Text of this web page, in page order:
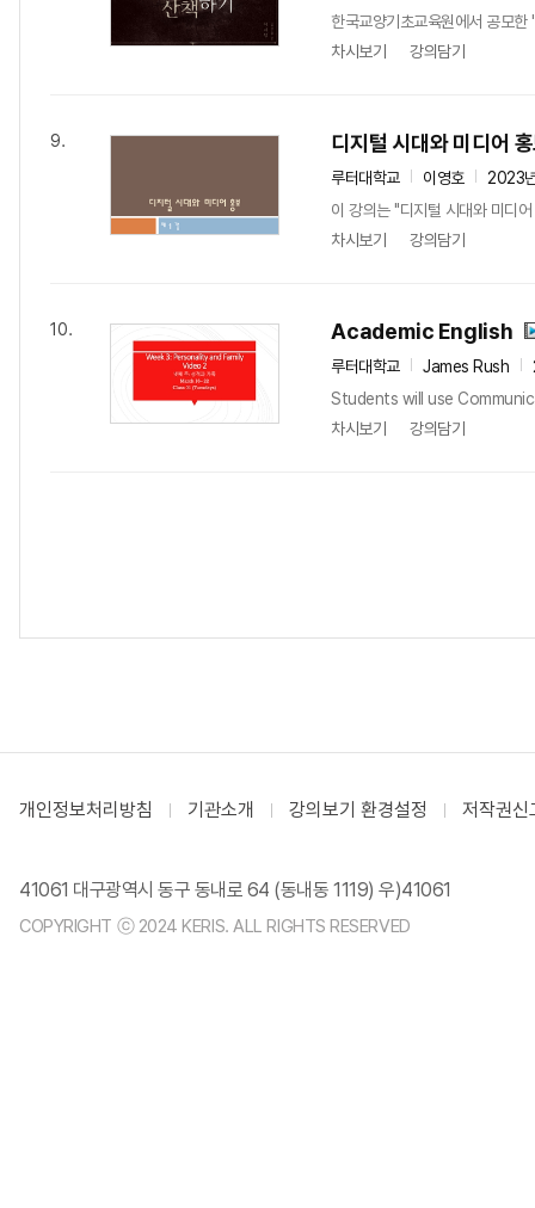
한국교양기초교육원에서 공모
차시보기
강의담기
9. 디지털 시대와 미디어
루터대학교 이영호
2023
이 강의는 "디지털 시대와 미디
차시보기
강의담기
10. Academic English
루터대학교 James Rush
Students will use
차시보기
강의담기
개인정보처리방침 기관소개 강의보기 환경설정 저작권신
41061 대구광역시 동구 동내로 64 (동내동 1119) 우)41061
COPYRIGHT ⓒ 2024 KERIS. ALL RIGHTS RESERVED